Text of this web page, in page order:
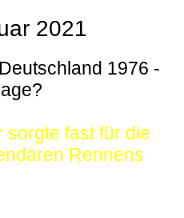
2021
1976 -
sorgte fast für die
Rennens